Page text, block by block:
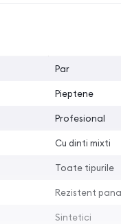
Par
Pieptene
Profesional
Cu dinti mixti
Toate tipurile
Rezistent
Sintetici